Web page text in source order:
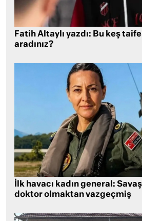
Fatih Altaylı yazdı: Bu keş
aradınız?
İlk havacı kadın general:
doktor olmaktan vazgeçmiş